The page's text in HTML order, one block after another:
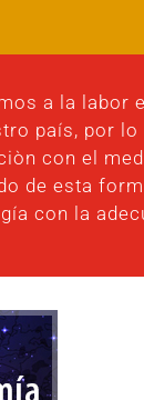
a la labor
país, por
con el
de esta
con la